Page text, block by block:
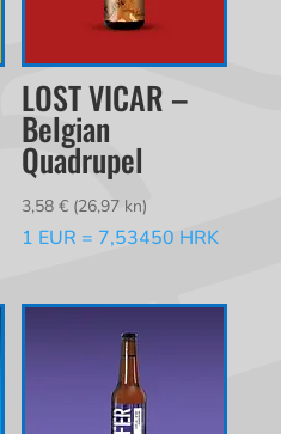
LOST VICAR –
Belgian
Quadrupel
3,58€ (26,97 kn)
1 EUR = 7,53450 HRK